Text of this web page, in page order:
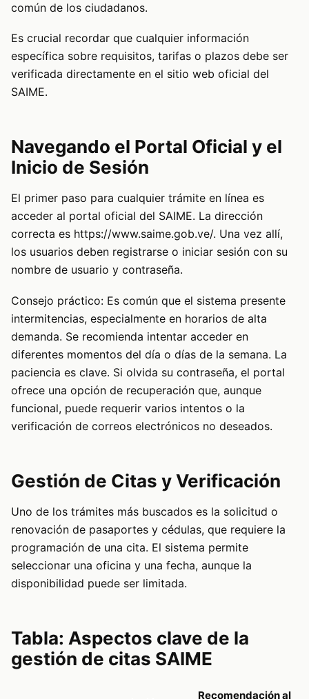
común de los ciudadanos.
Es crucial recordar que cualquier información
específica sobre requisitos, tarifas o plazos debe ser
verificada directamente en el sitio web oficial del
SAIME.
Navegando el Portal Oficial y el
Inicio de Sesión
El primer paso para cualquier trámite en línea es
acceder al portal oficial del SAIME. La dirección
correcta es https://www.saime.gob.ve/. Una vez allí,
los usuarios deben registrarse o iniciar sesión con su
nombre de usuario y contraseña.
Consejo práctico: Es común que el sistema presente
intermitencias, especialmente en horarios de alta
demanda. Se recomienda intentar acceder en
diferentes momentos del día o días de la semana. La
paciencia es clave. Si olvida su contraseña, el portal
ofrece una opción de recuperación que, aunque
funcional, puede requerir varios intentos o la
verificación de correos electrónicos no deseados.
Gestión de Citas y Verificación
Uno de los trámites más buscados es la solicitud o
renovación de pasaportes y cédulas, que requiere la
programación de una cita. El sistema permite
seleccionar una oficina y una fecha, aunque la
disponibilidad puede ser limitada.
Tabla: Aspectos clave de la
gestión de citas SAIME
Recomendación al